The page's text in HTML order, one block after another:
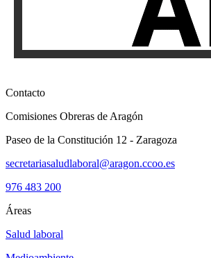
Contacto
Comisiones Obreras de Aragón
Paseo de la Constitución 12 - Zaragoza
secretariasaludlaboral@aragon.ccoo.es
976 483 200
Áreas
Salud laboral